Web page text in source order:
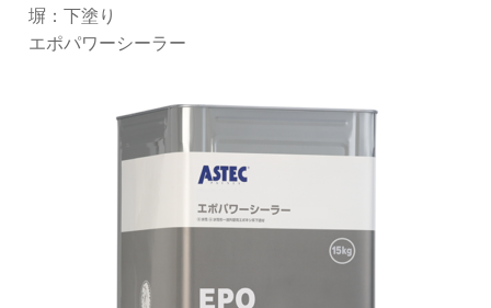
塀：下塗り
エポパワーシーラー